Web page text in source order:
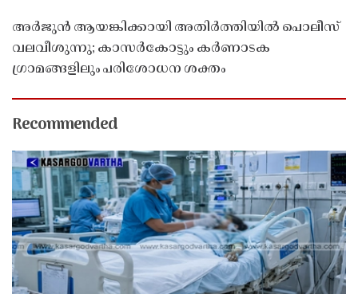
അർജുൻ ആയങ്കിക്കായി അതിർത്തിയിൽ പൊലീസ്
വലവീശുന്നു; കാസർകോട്ടും കർണാടക
ഗ്രാമങ്ങളിലും പരിശോധന ശക്തം
Recommended